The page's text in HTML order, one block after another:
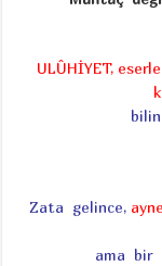
ULÛHİYET,
Zata gelince,
ama bir